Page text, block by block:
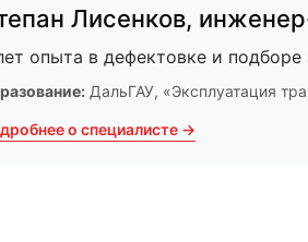
Лисенков,
опыта в дефектовке и подборе
ДальГАУ, «Эксплуатация
о специалисте →